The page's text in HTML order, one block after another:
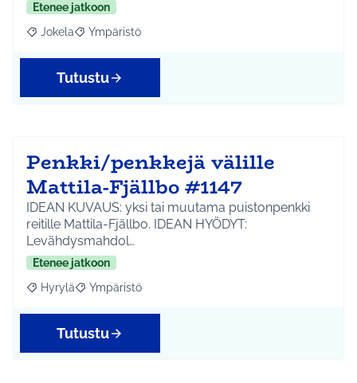
Etenee jatkoon
Rajaa tulokset aihepiirin mukaan: Jokela
Jokela Rajaa tulokset teeman mukaan: Ympäristö
Ympäristö
Tutustu
Penkki/penkkejä välille
Mattila-Fjällbo #1147
IDEAN KUVAUS: yksi tai muutama puistonpenkki
reitille Mattila-Fjällbo. IDEAN HYÖDYT:
Levähdysmahdol…
Etenee jatkoon
Rajaa tulokset aihepiirin mukaan: Hyrylä
Hyrylä Rajaa tulokset teeman mukaan: Ympäristö
Ympäristö
Tutustu